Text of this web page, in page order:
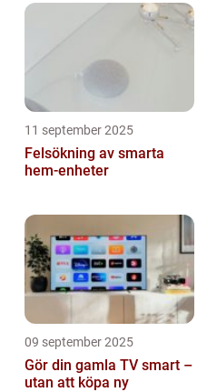
11 september 2025
Felsökning av smarta
hem-enheter
09 september 2025
Gör din gamla TV smart –
utan att köpa ny